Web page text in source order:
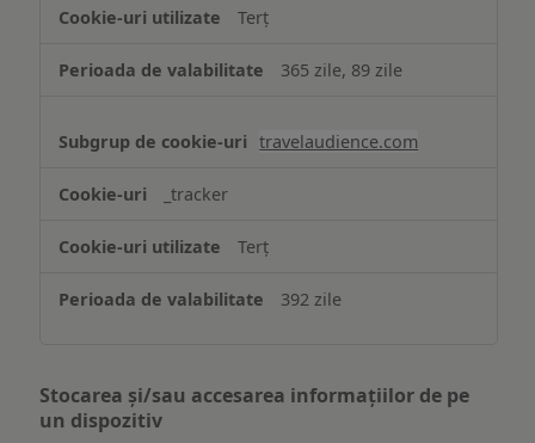
Terț
365 zile, 89 zile
travelaudience.com
_tracker
Terț
392 zile
Stocarea și/sau accesarea informațiilor de pe
un dispozitiv